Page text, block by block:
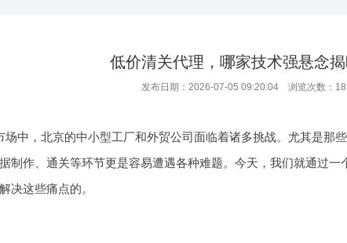
低价清关代理，哪家技术强悬念揭
发布日期：2026-07-05 09:20:04 浏览次数： 18
场中，北京的中小型工厂和外贸公司面临着诸多挑战。尤其是那
制作、通关等环节更是容易遭遇各种难题。今天，我们就通过
决这些痛点的。